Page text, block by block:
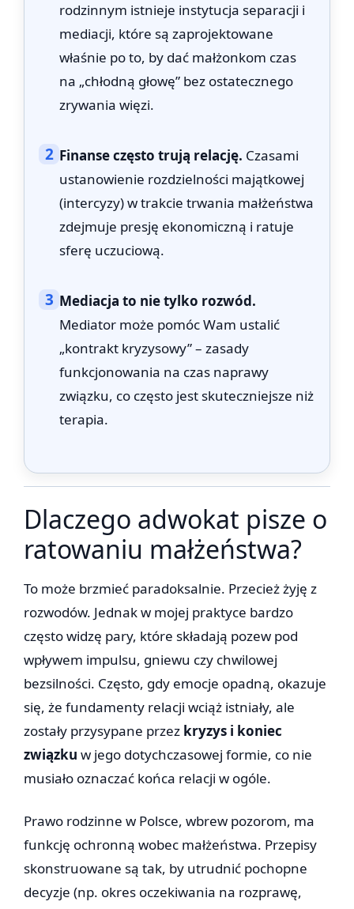
rodzinnym istnieje instytucja separacji i
mediacji, które są zaprojektowane
właśnie po to, by dać małżonkom czas
na „chłodną głowę” bez ostatecznego
zrywania więzi.
2 Finanse często trują relację. Czasami
ustanowienie rozdzielności majątkowej
(intercyzy) w trakcie trwania małżeństwa
zdejmuje presję ekonomiczną i ratuje
sferę uczuciową.
3 Mediacja to nie tylko rozwód.
Mediator może pomóc Wam ustalić
„kontrakt kryzysowy” – zasady
funkcjonowania na czas naprawy
związku, co często jest skuteczniejsze niż
terapia.
Dlaczego adwokat pisze o
ratowaniu małżeństwa?
To może brzmieć paradoksalnie. Przecież żyję z
rozwodów. Jednak w mojej praktyce bardzo
często widzę pary, które składają pozew pod
wpływem impulsu, gniewu czy chwilowej
bezsilności. Często, gdy emocje opadną, okazuje
się, że fundamenty relacji wciąż istniały, ale
zostały przysypane przez kryzys i koniec
związku w jego dotychczasowej formie, co nie
musiało oznaczać końca relacji w ogóle.
Prawo rodzinne w Polsce, wbrew pozorom, ma
funkcję ochronną wobec małżeństwa. Przepisy
skonstruowane są tak, by utrudnić pochopne
decyzje (np. okres oczekiwania na rozprawę,